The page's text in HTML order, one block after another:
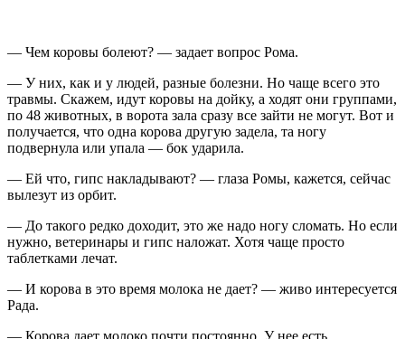
— Чем коровы болеют? — задает вопрос Рома.
— У них, как и у людей, разные болезни. Но чаще всего это
травмы. Скажем, идут коровы на дойку, а ходят они группами,
по 48 животных, в ворота зала сразу все зайти не могут. Вот и
получается, что одна корова другую задела, та ногу
подвернула или упала — бок ударила.
— Ей что, гипс накладывают? — глаза Ромы, кажется, сейчас
вылезут из орбит.
— До такого редко доходит, это же надо ногу сломать. Но если
нужно, ветеринары и гипс наложат. Хотя чаще просто
таблетками лечат.
— И корова в это время молока не дает? — живо интересуется
Рада.
— Корова дает молоко почти постоянно. У нее есть